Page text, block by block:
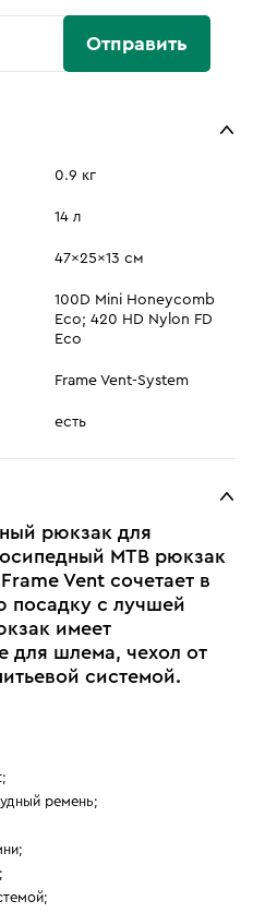
Отправить
0.9 кг
14 л
47x25x13 см
100D Mini Honeycomb
Eco; 420 HD Nylon FD
Eco
Frame Vent-System
есть
рюкзак для
MTB рюкзак
Vent сочетает в
посадку с лучшей
имеет
для шлема, чехол от
системой.
ремень;